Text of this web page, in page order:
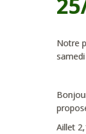
Notre
Aillet